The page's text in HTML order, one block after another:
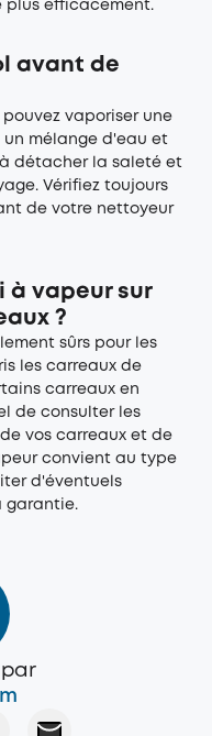
plus efficacement.
avant de
vaporiser une
mélange d'eau et
détacher la saleté et
Vérifiez toujours
de votre nettoyeur
à vapeur sur
?
sûrs pour les
les carreaux de
carreaux en
de consulter les
vos carreaux et de
convient au type
d'éventuels
garantie.